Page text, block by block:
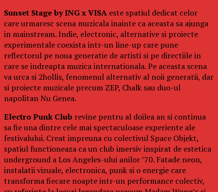
Sunset Stage by ING x VISA este spatiul dedicat celor
care urmaresc scena muzicala inainte ca aceasta sa ajunga
in mainstream. Indie, electronic, alternative si proiecte
experimentale coexista intr-un line-up care pune
reflectorul pe noua generatie de artisti si pe directiile in
care se indreapta muzica internationala. Pe aceasta scena
va urca si 2hollis, fenomenul alternativ al noii generatii, dar
si proiecte muzicale precum ZEP, Chalk sau duo-ul
napolitan Nu Genea.
Electro Punk Club revine pentru al doilea an si continua
sa fie una dintre cele mai spectaculoase experiente ale
festivalului. Creat impreuna cu colectivul Space Objekt,
spatiul functioneaza ca un club imersiv inspirat de estetica
underground a Los Angeles-ului anilor ’70. Fatade neon,
instalatii vizuale, electronica, punk si o energie care
transforma fiecare noapte intr-un performance colectiv,